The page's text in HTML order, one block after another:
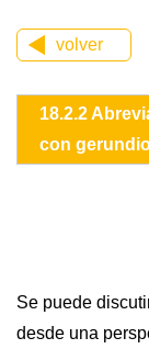
volver
18.2.2
con
Se puede
desde una